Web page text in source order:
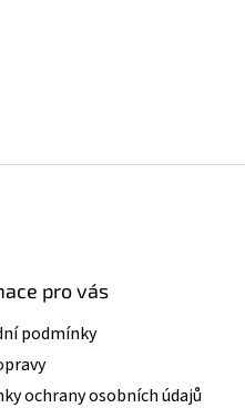
pro vás
podmínky
ochrany osobních údajů